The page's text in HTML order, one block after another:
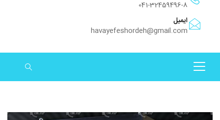
041-32459496-8
ایمیل
havayefeshordeh@gmail.com